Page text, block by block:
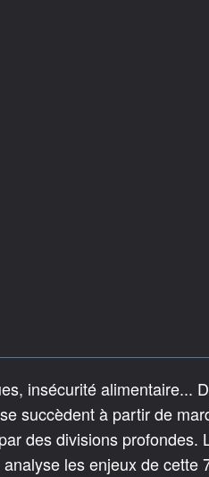
insécurité alimentaire...
succèdent à partir de
des divisions profondes.
les enjeux de cette